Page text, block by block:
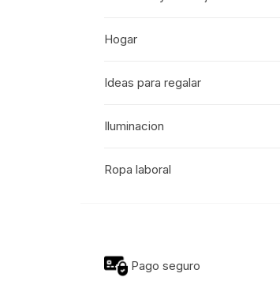
Hogar
Ideas para regalar
Iluminacion
Ropa laboral
Pago seguro